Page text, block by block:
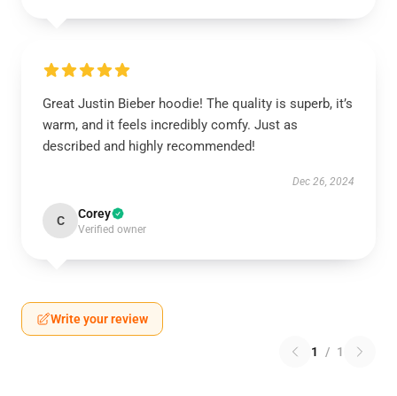
Great Justin Bieber hoodie! The quality is superb, it’s
warm, and it feels incredibly comfy. Just as
described and highly recommended!
Dec 26, 2024
C Corey
Verified owner
Write your review
1 / 1